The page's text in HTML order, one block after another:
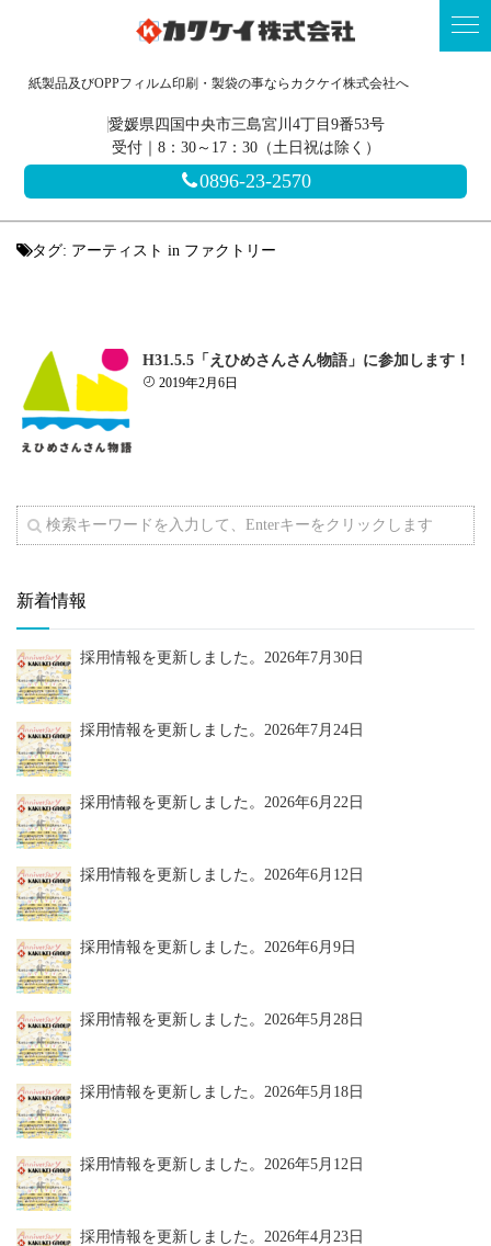
紙製品及びOPPフィルム印刷・製袋の事ならカクケイ株式会社へ
愛媛県四国中央市三島宮川4丁目9番53号
受付｜8：30～17：30（土日祝は除く）
0896-23-2570
タグ: アーティスト in ファクトリー
H31.5.5「えひめさんさん物語」に参加します！
2019年2月6日
新着情報
採用情報を更新しました。 2026年7月30日
採用情報を更新しました。 2026年7月24日
採用情報を更新しました。 2026年6月22日
採用情報を更新しました。 2026年6月12日
採用情報を更新しました。 2026年6月9日
採用情報を更新しました。 2026年5月28日
採用情報を更新しました。 2026年5月18日
採用情報を更新しました。 2026年5月12日
採用情報を更新しました。 2026年4月23日